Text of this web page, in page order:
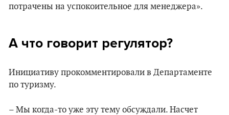
потрачены на успокоительное для менеджера».
А что говорит регулятор?
Инициативу прокомментировали в Департаменте
по туризму.
– Мы когда-то уже эту тему обсуждали. Насчет